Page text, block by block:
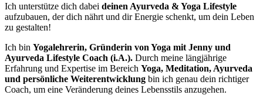
Ich unterstütze dich dabei deinen Ayurveda & Yoga Lifestyle
aufzubauen, der dich nährt und dir Energie schenkt, um dein Leben
zu gestalten!
Ich bin Yogalehrerin, Gründerin von Yoga mit Jenny und
Ayurveda Lifestyle Coach (i.A.). Durch meine längjährige
Erfahrung und Expertise im Bereich Yoga, Meditation, Ayurveda
und persönliche Weiterentwicklung bin ich genau dein richtiger
Coach, um eine Veränderung deines Lebensstils anzugehen.